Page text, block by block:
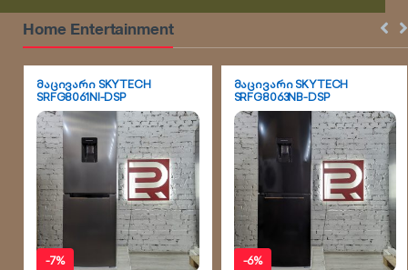
Home Entertainment
მაცივარი SKYTECH
SRFG8061NI-DSP
-7%
მაცივარი SKYTECH
SRFG8063NB-DSP
-6%